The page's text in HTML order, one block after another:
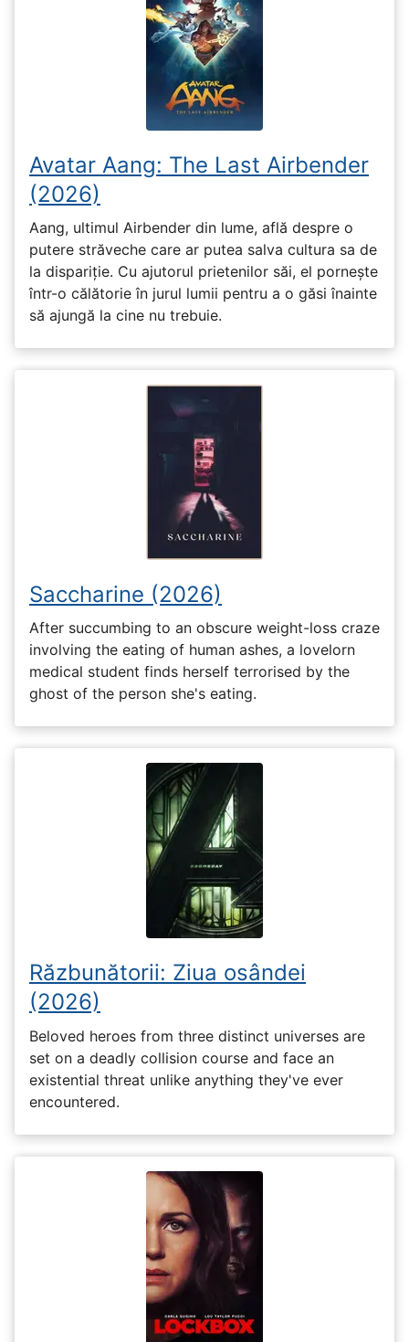
Avatar Aang: The Last Airbender
(2026)
Aang, ultimul Airbender din lume, află despre o
putere străveche care ar putea salva cultura sa de
la dispariție. Cu ajutorul prietenilor săi, el pornește
într-o călătorie în jurul lumii pentru a o găsi înainte
să ajungă la cine nu trebuie.
Saccharine (2026)
After succumbing to an obscure weight-loss craze
involving the eating of human ashes, a lovelorn
medical student finds herself terrorised by the
ghost of the person she's eating.
Răzbunătorii: Ziua osândei
(2026)
Beloved heroes from three distinct universes are
set on a deadly collision course and face an
existential threat unlike anything they've ever
encountered.